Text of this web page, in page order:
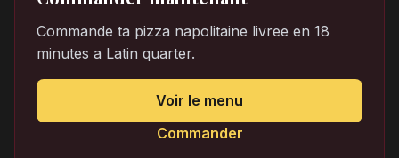
Commande ta pizza napolitaine livree en 18
minutes a Latin quarter.
Voir le menu
Commander